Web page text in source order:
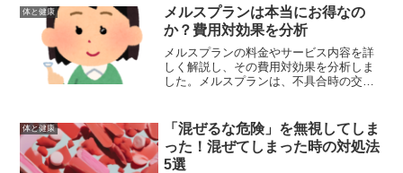
に引き出すコツや、生活習慣の改善方法
も併せて紹介します。
体と健康
メルスプランは本当にお得なの
か？費用対効果を分析
メルスプランの料金やサービス内容を詳
しく解説し、その費用対効果を分析しま
した。メルスプランは、不具合時の交換
と言えます。その他の購入方法と比較し
ても、多くの利点があり、お得に利用す
るための方法も紹介しました。
体と健康
「混ぜるな危険」を無視してしま
った！混ぜてしまった時の対処法
5選